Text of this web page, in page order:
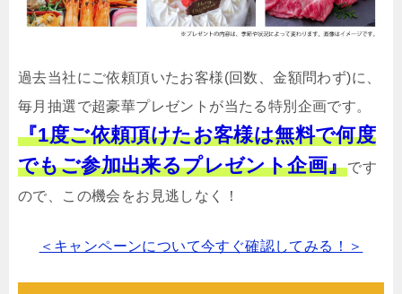
過去当社にご依頼頂いたお客様(回数、金額問わず)に、
毎月抽選で超豪華プレゼントが当たる特別企画です。
『1度ご依頼頂けたお客様は無料で何度
でもご参加出来るプレゼント企画』です
ので、この機会をお見逃しなく！
＜キャンペーンについて今すぐ確認してみる！＞